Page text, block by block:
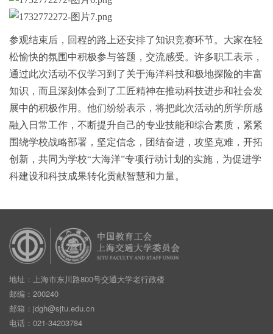
参观结束后，回程的路上还安排了知识竞赛环节。大家在轻
松愉快的氛围中积极参与答题，交流感受。许多职工表示，
通过此次活动不仅学习到了关于海洋科技和极地探险的丰富
知识，而且深刻体会到了工匠精神在推动科技进步和社会发
展中的积极作用。他们纷纷表示，将把此次活动的所学所感
融入日常工作，不断提升自己的专业技能和综合素质，紧紧
围绕学校战略部署，坚定信念，团结奋进，攻坚克难，开拓
创新，共同为学校“大海洋”专项行动计划的实施，为促进学
科建设和科技成果转化贡献智慧和力量。
地址：上海市东川路800号交通大学老行政楼
邮编：200240
邮箱： jdgh@sjtu.edu.cn
电话：021-34203784